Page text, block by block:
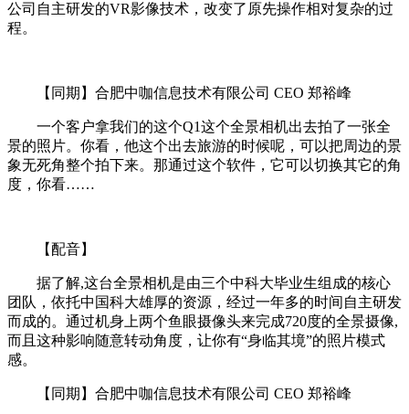
公司自主研发的VR影像技术，改变了原先操作相对复杂的过
程。
【同期】合肥中咖信息技术有限公司 CEO 郑裕峰
一个客户拿我们的这个Q1这个全景相机出去拍了一张全
景的照片。你看，他这个出去旅游的时候呢，可以把周边的景
象无死角整个拍下来。那通过这个软件，它可以切换其它的角
度，你看……
【配音】
据了解,这台全景相机是由三个中科大毕业生组成的核心
团队，依托中国科大雄厚的资源，经过一年多的时间自主研发
而成的。通过机身上两个鱼眼摄像头来完成720度的全景摄像,
而且这种影响随意转动角度，让你有“身临其境”的照片模式
感。
【同期】合肥中咖信息技术有限公司 CEO 郑裕峰